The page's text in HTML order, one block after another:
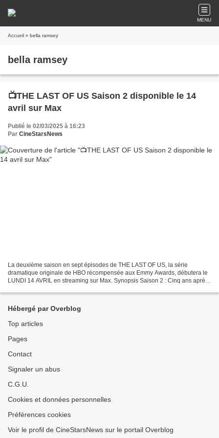
MENU
Accueil » bella ramsey
bella ramsey
📺THE LAST OF US Saison 2 disponible le 14
avril sur Max
Publié le 02/03/2025 à 16:23
Par CineStarsNews
La deuxième saison en sept épisodes de THE LAST OF US, la série
dramatique originale de HBO récompensée aux Emmy Awards, débutera le
LUNDI 14 AVRIL en streaming sur Max. Synopsis Saison 2 : Cinq ans après
Hébergé par Overblog
Top articles
Pages
Contact
Signaler un abus
C.G.U.
Cookies et données personnelles
Préférences cookies
Voir le profil de CineStarsNews sur le portail Overblog